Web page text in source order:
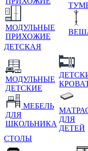
МОДУЛЬНЫЕ
ПРИХОЖИЕ
ДЕТСКАЯ
МОДУЛЬНЫЕ
ДЕТСКИЕ
МЕБЕЛЬ
ДЛЯ
ШКОЛЬНИКА
ДЛЯ
ДЕТЕЙ
СТОЛЫ